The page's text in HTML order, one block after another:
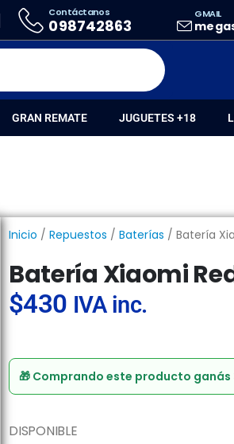
Contáctanos
098742863
GMAIL
GRAN REMATE JUGUETES +18
Inicio / Repuestos / Baterías / Batería
Batería Xiaomi
$430 IVA inc.
🎁 Comprando este producto ganás
DISPONIBLE